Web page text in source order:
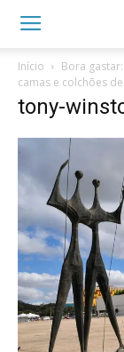
Início
Bora
camas e colchões
tony-